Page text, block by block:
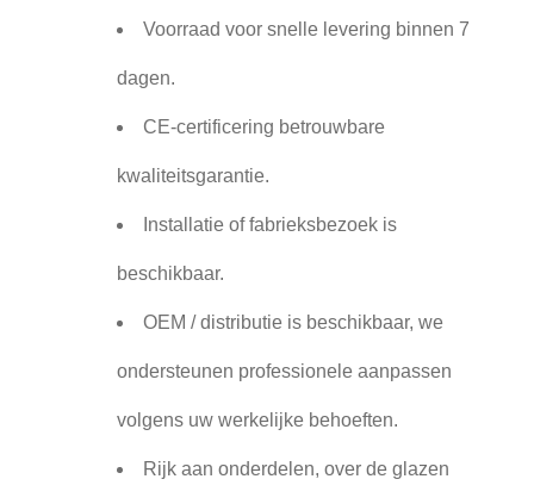
Voorraad voor snelle levering binnen 7
dagen.
CE-certificering betrouwbare
kwaliteitsgarantie.
Installatie of fabrieksbezoek is
beschikbaar.
OEM / distributie is beschikbaar, we
ondersteunen professionele aanpassen
volgens uw werkelijke behoeften.
Rijk aan onderdelen, over de glazen